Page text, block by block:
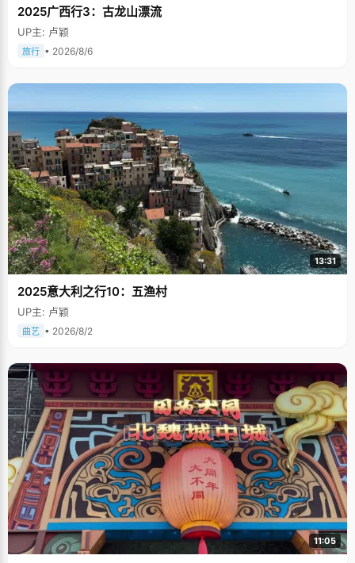
2025广西行3：古龙山漂流
UP主: 卢颖
旅行 • 2026/8/6
13:31
2025意大利之行10：五渔村
UP主: 卢颖
曲艺 • 2026/8/2
11:05